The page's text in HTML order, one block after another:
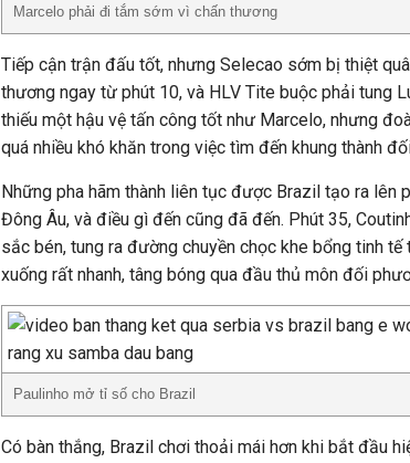
Marcelo phải đi tắm sớm vì chấn thương
Tiếp cận trận đấu tốt, nhưng Selecao sớm bị thiệt
thương ngay từ phút 10, và HLV Tite buộc phải tung
thiếu một hậu vệ tấn công tốt như Marcelo, nhưng
quá nhiều khó khăn trong việc tìm đến khung thành
Những pha hãm thành liên tục được Brazil tạo ra lên
Đông Âu, và điều gì đến cũng đã đến. Phút 35,
sắc bén, tung ra đường chuyền chọc khe bổng tinh
xuống rất nhanh, tâng bóng qua đầu thủ môn đối
Paulinho mở tỉ số cho Brazil
Có bàn thắng, Brazil chơi thoải mái hơn khi bắt đầu